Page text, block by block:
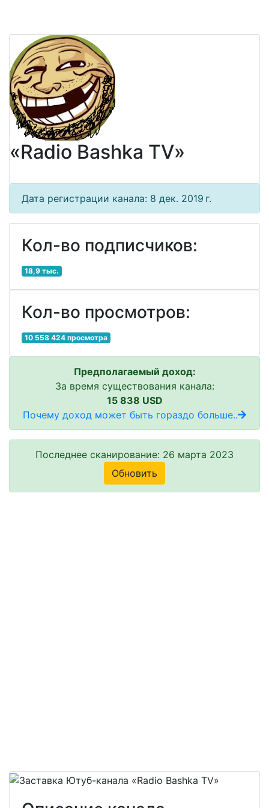
«Radio Bashka TV»
Дата регистрации канала: 8 дек. 2019 г.
Кол-во подписчиков:
18,9 тыс.
Кол-во просмотров:
10 558 424 просмотра
Предполагаемый доход:
За время существования канала:
15 838 USD
Почему доход может быть гораздо больше..
Последнее сканирование: 26 марта 2023
Обновить